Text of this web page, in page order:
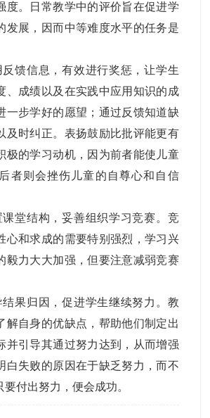
度。日常教学中的评价旨在促进学
发展，因而中等难度水平的任务是
反馈信息，有效进行奖惩，让学生
、成绩以及在实践中应用知识的成
一步学好的愿望；通过反馈知道缺
及时纠正。表扬鼓励比批评能更有
极的学习动机，因为前者能使儿童
者则会挫伤儿童的自尊心和自信
课堂结构，妥善组织学习竞赛。竞
心和求成的需要特别强烈，学习兴
毅力大大加强，但要注意减弱竞赛
结果归因，促进学生继续努力。教
解自身的优缺点，帮助他们制定出
并引导其通过努力达到，从而增强
白失败的原因在于缺乏努力，而不
付出努力，便会成功。